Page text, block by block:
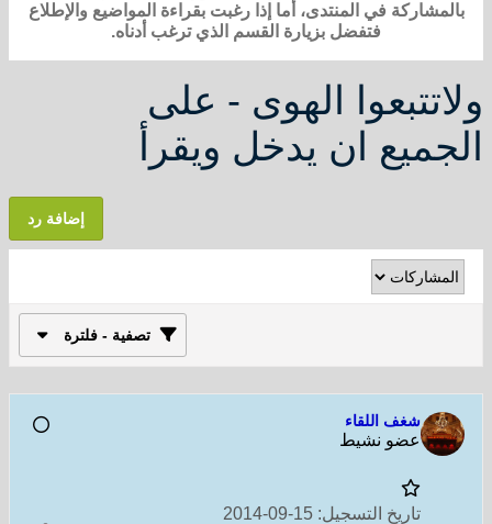
بالمشاركة في المنتدى، أما إذا رغبت بقراءة المواضيع والإطلاع
فتفضل بزيارة القسم الذي ترغب أدناه.
ولاتتبعوا الهوى - على
الجميع ان يدخل ويقرأ
إضافة رد
تصفية - فلترة
شغف اللقاء
عضو نشيط
تاريخ التسجيل: 15-09-2014